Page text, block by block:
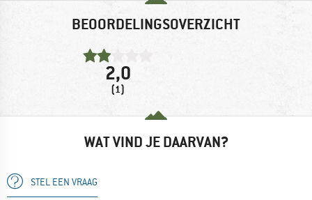
BEOORDELINGSOVERZICHT
2,0
(1)
WAT VIND JE DAARVAN?
STEL EEN VRAAG